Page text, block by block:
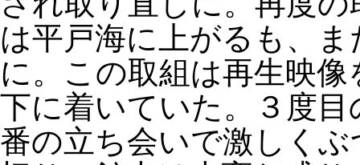
は平戸海に上がるも、
に。この取組は再生映
下に着いていた。３度
番の立ち会いで激しく